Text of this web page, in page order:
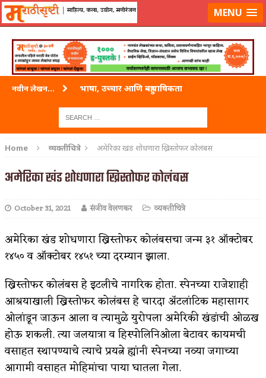
लॉग-इन करा|लेखक नोंदणी कराMENU
नवीन लेखन... भाषा, उच्चार आणि बहुभाषिकता
ताम्र – एक अफलातून धातू (COPPER)
अशी एक कविता लिहू इच्छिते
पाटलाची विहीर
शपथ
पुस्तके बदलायची आहेत तुम्हाला!
किती घोषणांचा पाऊस होता
कसं हुईन तं हू माय…
काळजाचे प्रेत
चमकदार चांदी
Home व्यक्तीचित्रे अमेरिका खंड शोधणारा ख्रिस्तोफर कोलंबस
अमेरिका खंड शोधणारा ख्रिस्तोफर कोलंबस
October 31, 2021 संजीव वेलणकर व्यक्तीचित्रे
अमेरिका खंड शोधणारा ख्रिस्तोफर कोलंबसचा जन्म ३१ ऑक्टोबर
१४५० व ऑक्टोबर १४५१ च्या दरम्यान झाला.
ख्रिस्तोफर कोलंबस हे इटलीचे नागरिक होता. स्पेनच्या राजेशाही
आश्रयाखाली ख्रिस्तोफर कोलंबस हे चारदा ॲटलांटिक महासागर
ओलांडून जाऊन आला व त्यामुळे युरोपला अमेरिकी खंडांची ओळख
होऊ शकली. त्या जलयात्रा व हिस्पोलिनिओला बेटावर कायमची
वसाहत स्थापण्याचे त्याचे प्रयत्ने ह्यांनी स्पेनच्या नव्या जगाच्या
आगामी वसाहत मोहिमांचा पाया घातला गेला.